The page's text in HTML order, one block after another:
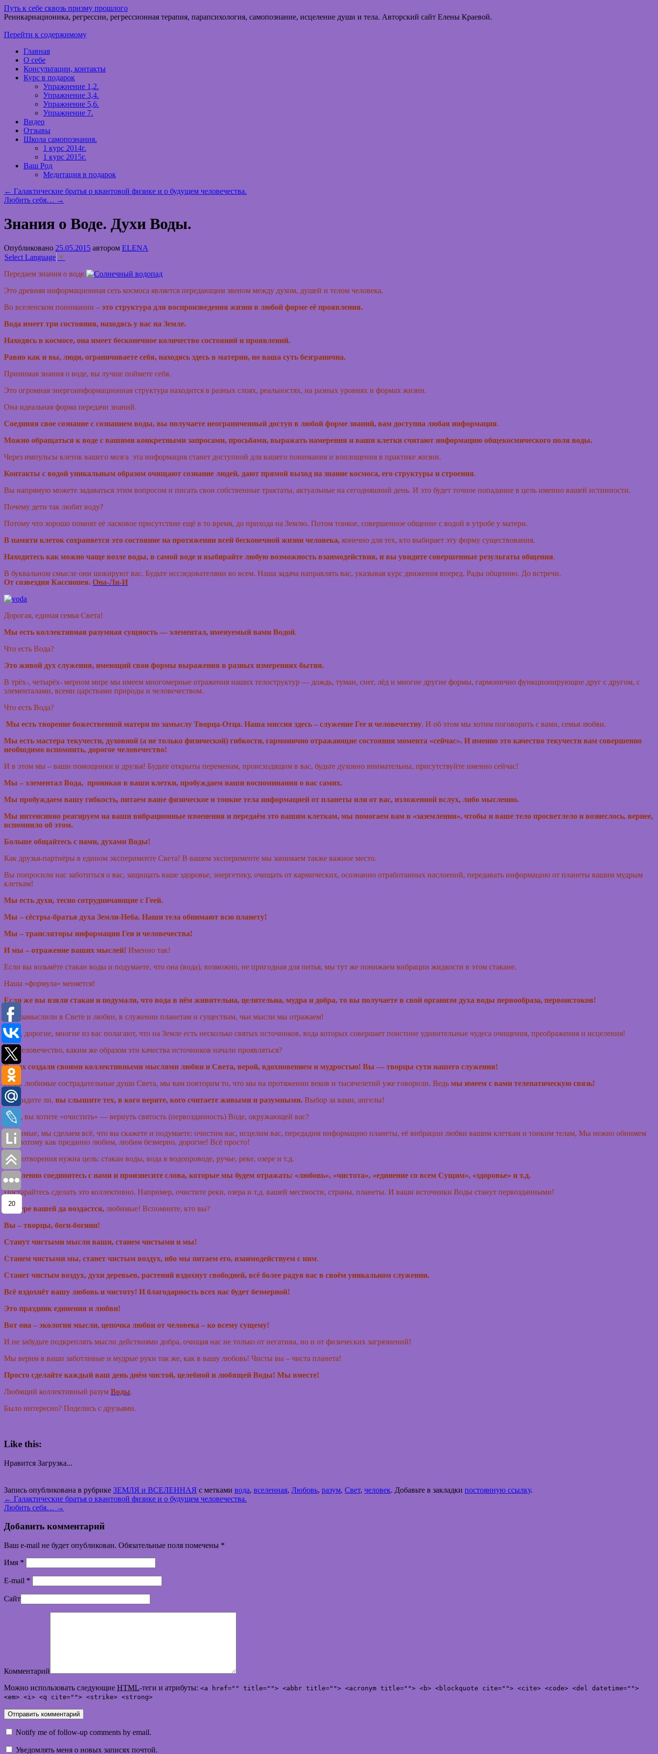
Путь к себе сквозь призму прошлого
Реинкарнационика, регрессии, регрессионная терапия, парапсихология, самопознание, исцеление души и тела. Авторский сайт Елены Краевой.
Перейти к содержимому
Главная
О себе
Консультации, контакты
Курс в подарок
Упражнение 1,2.
Упражнение 3,4.
Упражнение 5,6.
Упражнение 7.
Видео
Отзывы
Школа самопознания.
1 курс 2014г.
1 курс 2015г.
Ваш Род
Медитация в подарок
← Галактические братья о квантовой физике и о будущем человечества.
Любить себя… →
Знания о Воде. Духи Воды.
Опубликовано 25.05.2015 автором ELENA
Select Language ▼
Передаем знания о воде.
Это древняя информационная сеть космоса является передающим звеном между духом, душей и телом человека.
Во вселенском понимании – это структура для воспроизведения жизни в любой форме её проявления.
Вода имеет три состояния, находясь у вас на Земле.
Находясь в космосе, она имеет бесконечное количество состояний и проявлений.
Равно как и вы, люди, ограничиваете себя, находясь здесь в материи, но ваша суть безгранична.
Принимая знания о воде, вы лучше поймете себя.
Это огромная энергоинформационная структура находится в разных слоях, реальностях, на разных уровнях и формах жизни.
Она идеальная форма передачи знаний.
Соединяя свое сознание с сознанием воды, вы получаете неограниченный доступ в любой форме знаний, вам доступна любая информация.
Можно обращаться к воде с вашими конкретными запросами, просьбами, выражать намерения и ваши клетки считают информацию общекосмического поля воды.
Через импульсы клеток вашего мозга эта информация станет доступной для вашего понимания и воплощения в практике жизни.
Контакты с водой уникальным образом очищают сознание людей, дают прямой выход на знание космоса, его структуры и строения.
Вы напрямую можете задаваться этим вопросом и писать свои собственные трактаты, актуальные на сегодняшний день. И это будет точное попадание в цель именно вашей истинности.
Почему дети так любят воду?
Потому что хорошо помнят её ласковое присутствие ещё в то время, до прихода на Землю. Потом тонкое, совершенное общение с водой в утробе у матери.
В памяти клеток сохраняется это состояние на протяжении всей бесконечной жизни человека, конечно для тех, кто выбирает эту форму существования.
Находитесь как можно чаще возле воды, в самой воде и выбирайте любую возможность взаимодействия, и вы увидите совершенные результаты общения.
В буквальном смысле они шокируют вас. Будьте исследователями во всем. Наша задача направлять вас, указывая курс движения вперед. Рады общению. До встречи.
От созвездия Кассиопея. Она-Ли-И
Дорогая, единая семья Света!
Мы есть коллективная разумная сущность — элементал, именуемый вами Водой.
Что есть Вода?
Это живой дух служения, имеющий свои формы выражения в разных измерениях бытия.
В трёх-, четырёх- мерном мире мы имеем многомерные отражения наших телоструктур — дождь, туман, снег, лёд и многие другие формы, гармонично функционирующие друг с другом, с
элементалами, всеми царствами природы и человечеством.
Что есть Вода?
Мы есть творение божественной матери по замыслу Творца-Отца. Наша миссия здесь – служение Гее и человечеству. И об этом мы хотим поговорить с вами, семья любви.
Мы есть мастера текучести, духовной (а не только физической) гибкости, гармонично отражающие состояния момента «сейчас». И именно это качество текучести вам совершенно
необходимо вспомнить, дорогое человечество!
И в этом мы – ваши помощники и друзья! Будьте открыты переменам, происходящим в вас, будьте духовно внимательны, присутствуйте именно сейчас!
Мы – элементал Вода, проникая в ваши клетки, пробуждаем ваши воспоминания о вас самих.
Мы пробуждаем вашу гибкость, питаем ваше физическое и тонкие тела информацией от планеты или от вас, изложенной вслух, либо мысленно.
Мы интенсивно реагируем на ваши вибрационные изменения и передаём это вашим клеткам, мы помогаем вам в «заземлении», чтобы и ваше тело просветлело и вознеслось, вернее,
вспомнило об этом.
Больше общайтесь с нами, духами Воды!
Как друзья-партнёры в едином эксперименте Света! В вашем эксперименте мы занимаем также важное место.
Вы попросили нас заботиться о вас, защищать ваше здоровье, энергетику, очищать от кармических, осознанно отработанных наслоений, передавать информацию от планеты вашим мудрым
клеткам!
Мы есть духи, тесно сотрудничающие с Геей.
Мы – сёстры-братья духа Земли-Неба. Наши тела обнимают всю планету!
Мы – трансляторы информации Геи и человечества!
И мы – отражение ваших мыслей! Именно так!
Если вы возьмёте стакан воды и подумаете, что она (вода), возможно, не пригодная для питья, мы тут же понижаем вибрации жидкости в этом стакане.
Наша «формула» меняется!
Если же вы взяли стакан и подумали, что вода в нём живительна, целительна, мудра и добра, то вы получаете в свой организм духа воды первообраза, первоистоков!
Нас замыслили в Свете и любви, в служении планетам и существам, чьи мысли мы отражаем!
Итак, дорогие, многие из вас полагают, что на Земле есть несколько святых источников, вода которых совершает поистине удивительные чудеса очищения, преображения и исцеления!
Но, человечество, каким же образом эти качества источников начали проявляться?
Вы их создали своими коллективными мыслями любви и Света, верой, вдохновением и мудростью! Вы — творцы сути нашего служения!
Итак, любимые сострадательные души Света, мы вам повторим то, что мы на протяжении веков и тысячелетий уже говорили. Ведь мы имеем с вами телепатическую связь!
Но, видите ли, вы слышите тех, в кого верите, кого считаете живыми и разумными. Выбор за вами, ангелы!
Итак, вы хотите «очистить» — вернуть святость (первозданность) Воде, окружающей вас?
Любимые, мы сделаем всё, что вы скажете и подумаете: очистим вас, исцелим вас, передадим информацию планеты, её вибрации любви вашим клеткам и тонким телам, Мы нежно обнимем
вас, потому как преданно любим, любим безмерно, дорогие! Всё просто!
Для сотворения нужна цель: стакан воды, вода в водопроводе, ручье, реке, озере и т.д.
Мысленно соединитесь с нами и произнесите слова, которые мы будем отражать: «любовь», «чистота», «единение со всем Сущим», «здоровье» и т.д.
Постарайтесь сделать это коллективно. Например, очистите реки, озера и т.д. вашей местности, страны, планеты. И ваши источники Воды станут первозданными!
По вере вашей да воздастся, любимые! Вспомните, кто вы?
Вы – творцы, боги-богини!
Станут чистыми мысли ваши, станем чистыми и мы!
Станем чистыми мы, станет чистым воздух, ибо мы питаем его, взаимодействуем с ним.
Станет чистым воздух, духи деревьев, растений вздохнут свободней, всё более радуя вас в своём уникальном служении.
Всё вздохнёт вашу любовь и чистоту! И благодарность всех нас будет безмерной!
Это праздник единения и любви!
Вот она – экология мысли, цепочка любви от человека – ко всему сущему!
И не забудьте подкреплять мысли действиями добра, очищая нас не только от негатива, но и от физических загрязнений!
Мы верим в ваши заботливые и мудрые руки так же, как в вашу любовь! Чисты вы – чиста планета!
Просто сделайте каждый ваш день днём чистой, целебной и любящей Воды! Мы вместе!
Любящий коллективный разум Воды.
Было интересно? Поделись с друзьями.
Like this:
Нравится Загрузка...
20
Запись опубликована в рубрике ЗЕМЛЯ и ВСЕЛЕННАЯ с метками вода, вселенная, Любовь, разум, Свет, человек. Добавьте в закладки постоянную ссылку.
← Галактические братья о квантовой физике и о будущем человечества.
Любить себя… →
Добавить комментарий
Ваш e-mail не будет опубликован. Обязательные поля помечены *
Имя *
E-mail *
Сайт
Комментарий
Можно использовать следующие HTML-теги и атрибуты: <a href="" title=""> <abbr title=""> <acronym title=""> <b> <blockquote cite=""> <cite> <code> <del datetime="">
<em> <i> <q cite=""> <strike> <strong>
Notify me of follow-up comments by email.
Уведомлять меня о новых записях почтой.
20